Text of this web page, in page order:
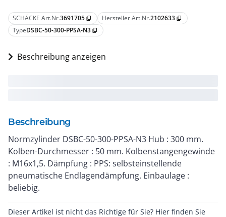
SCHÄCKE Art.Nr.3691705 content_copy Hersteller Art.Nr.2102633 content_copy
TypeDSBC-50-300-PPSA-N3 content_copy
Beschreibung anzeigen
Beschreibung
Normzylinder DSBC-50-300-PPSA-N3 Hub : 300 mm.
Kolben-Durchmesser : 50 mm. Kolbenstangengewinde
: M16x1,5. Dämpfung : PPS: selbsteinstellende
pneumatische Endlagendämpfung. Einbaulage :
beliebig.
Dieser Artikel ist nicht das Richtige für Sie? Hier finden Sie